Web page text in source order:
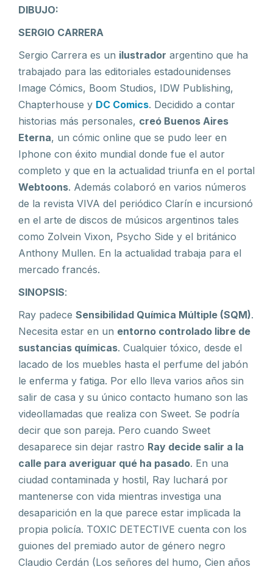
DIBUJO:
SERGIO CARRERA
Sergio Carrera es un ilustrador argentino que ha
trabajado para las editoriales estadounidenses
Image Cómics, Boom Studios, IDW Publishing,
Chapterhouse y DC Comics. Decidido a contar
historias más personales, creó Buenos Aires
Eterna, un cómic online que se pudo leer en
Iphone con éxito mundial donde fue el autor
completo y que en la actualidad triunfa en el portal
Webtoons. Además colaboró en varios números
de la revista VIVA del periódico Clarín e incursionó
en el arte de discos de músicos argentinos tales
como Zolvein Vixon, Psycho Side y el británico
Anthony Mullen. En la actualidad trabaja para el
mercado francés.
SINOPSIS:
Ray padece Sensibilidad Química Múltiple (SQM).
Necesita estar en un entorno controlado libre de
sustancias químicas. Cualquier tóxico, desde el
lacado de los muebles hasta el perfume del jabón
le enferma y fatiga. Por ello lleva varios años sin
salir de casa y su único contacto humano son las
videollamadas que realiza con Sweet. Se podría
decir que son pareja. Pero cuando Sweet
desaparece sin dejar rastro Ray decide salir a la
calle para averiguar qué ha pasado. En una
ciudad contaminada y hostil, Ray luchará por
mantenerse con vida mientras investiga una
desaparición en la que parece estar implicada la
propia policía. TOXIC DETECTIVE cuenta con los
guiones del premiado autor de género negro
Claudio Cerdán (Los señores del humo, Cien años